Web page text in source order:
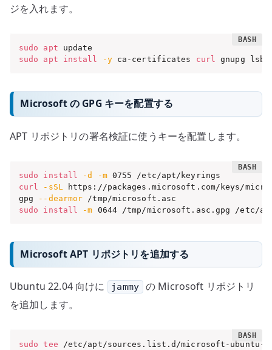
ジを入れます。
sudo apt
sudo
apt install -y ca-certificates curl gnupg lsb-
Microsoft の GPG キーを配置する
APT リポジトリの署名検証に使うキーを配置します。
sudo install -d -m
curl
-sSL
https://packages.microsoft.com/keys/
gpg
--dearmor
sudo
install -m 0644 /tmp/microsoft.asc.gpg /etc/
Microsoft APT リポジトリを追加する
Ubuntu 22.04 向けに jammy
の Microsoft リポジトリ
を追加します。
sudo tee /etc/apt/sources.list.d/microsoft-ubuntu-